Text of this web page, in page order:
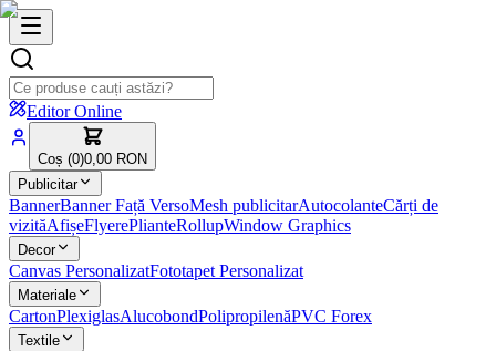
Editor Online
Coș (0)0,00 RON
Publicitar
BannerBanner Față VersoMesh publicitarAutocolanteCărți de
vizităAfișeFlyerePlianteRollupWindow Graphics
Decor
Canvas PersonalizatFototapet Personalizat
Materiale
CartonPlexiglasAlucobondPolipropilenăPVC Forex
Textile